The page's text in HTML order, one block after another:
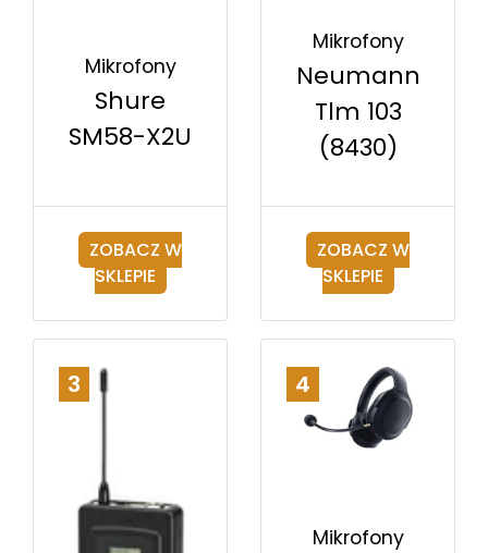
Mikrofony
Shure
SM58-X2U
ZOBACZ W
SKLEPIE
Mikrofony
Neumann
Tlm 103
(8430)
ZOBACZ W
SKLEPIE
3 4
Mikrofony